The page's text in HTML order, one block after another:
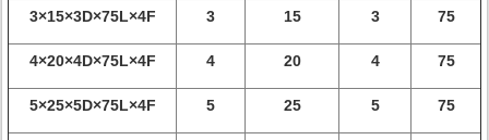
3×15×3D×75L×4F 3 15 3 75
4×20×4D×75L×4F 4 20 4 75
5×25×5D×75L×4F 5 25 5 75